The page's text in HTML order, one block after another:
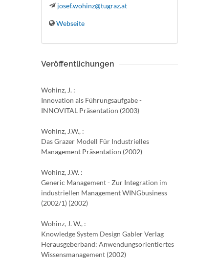
josef.wohinz@tugraz.at
Webseite
Veröffentlichungen
Wohinz, J. :
Innovation als Führungsaufgabe -
INNOVITAL Präsentation (2003)
Wohinz, J.W., :
Das Grazer Modell Für Industrielles
Management Präsentation (2002)
Wohinz, J.W. :
Generic Management - Zur Integration im
industriellen Management WINGbusiness
(2002/1) (2002)
Wohinz, J. W., :
Knowledge System Design Gabler Verlag
Herausgeberband: Anwendungsorientiertes
Wissensmanagement (2002)